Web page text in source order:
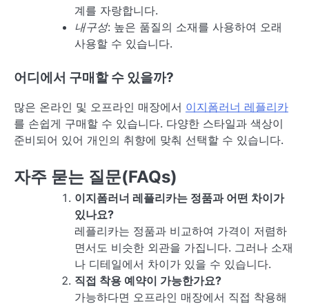
계를 자랑합니다.
내구성: 높은 품질의 소재를 사용하여 오래
사용할 수 있습니다.
어디에서 구매할 수 있을까?
많은 온라인 및 오프라인 매장에서 이지폼러너 레플리카
를 손쉽게 구매할 수 있습니다. 다양한 스타일과 색상이
준비되어 있어 개인의 취향에 맞춰 선택할 수 있습니다.
자주 묻는 질문(FAQs)
이지폼러너 레플리카는 정품과 어떤 차이가
있나요?
레플리카는 정품과 비교하여 가격이 저렴하
면서도 비슷한 외관을 가집니다. 그러나 소재
나 디테일에서 차이가 있을 수 있습니다.
직접 착용 예약이 가능한가요?
가능하다면 오프라인 매장에서 직접 착용해